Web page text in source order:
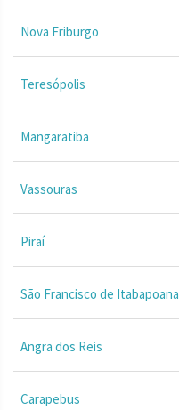
Nova Friburgo
Teresópolis
Mangaratiba
Vassouras
Piraí
São Francisco de Itabapoana
Angra dos Reis
Carapebus